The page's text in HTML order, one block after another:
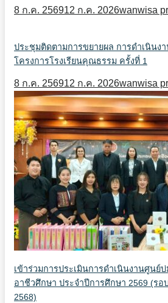
8 ก.ค. 256912 ก.ค. 2026wanwisa
ประชุมติดตามการขยายผล การดำเนินง
โครงการโรงเรียนคุณธรรม ครั้งที่ 1
8 ก.ค. 256912 ก.ค. 2026wanwisa
เข้าร่วมการประเมินการดำเนินงานศูนย์
อาชีวศึกษา ประจำปีการศึกษา 2569 (รอ
2568)